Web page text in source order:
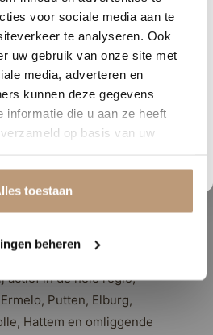
10% korting op
vloer
aan en bespaar direct.
plak PVC vloeren
voor sociale media aan te
te analyseren. Ook
uw gebruik van onze site met
media, adverteren en
kunnen deze gegevens
informatie die u aan ze heeft
op basis van uw
toestaan
beheren
vloeren tegen scherpe
— thuis in het licht van uw
inclusief egaliseren en
Nunspeet
actief in de hele regio,
Putten, Elburg,
Hattem en omliggende